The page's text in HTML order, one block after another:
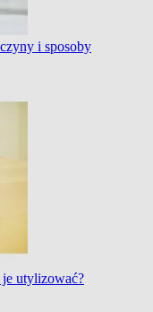
i sposoby
je utylizować?